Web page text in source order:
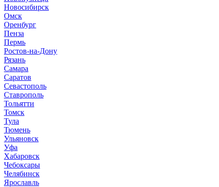
Новосибирск
Омск
Оренбург
Пенза
Пермь
Ростов-на-Дону
Рязань
Самара
Саратов
Севастополь
Ставрополь
Тольятти
Томск
Тула
Тюмень
Ульяновск
Уфа
Хабаровск
Чебоксары
Челябинск
Ярославль